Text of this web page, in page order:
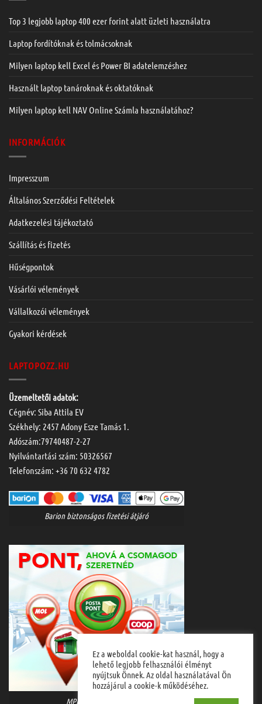
Top 3 legjobb laptop 400 ezer forint alatt üzleti használatra
Laptop fordítóknak és tolmácsoknak
Milyen laptop kell Excel és Power BI adatelemzéshez
Használt laptop tanároknak és oktatóknak
Milyen laptop kell NAV Online Számla használatához?
INFORMÁCIÓK
Impresszum
Általános Szerződési Feltételek
Adatkezelési tájékoztató
Szállítás és fizetés
Hűségpontok
Vásárlói vélemények
Vállalkozói vélemények
Gyakori kérdések
LAPTOPOZZ.HU
Üzemeltetői adatok:
Cégnév: Siba Attila EV
Székhely: 2457 Adony Esze Tamás 1.
Adószám:79740487-2-27
Nyilvántartási szám: 50326567
Telefonszám: +36 70 632 4782
Barion biztonságos fizetési átjáró
MPL házhozszállítás
Ez a weboldal cookie-kat használ, hogy a
lehető legjobb felhasználói élményt
nyújtsuk Önnek. Az oldal használatával Ön
hozzájárul a cookie-k működéséhez.